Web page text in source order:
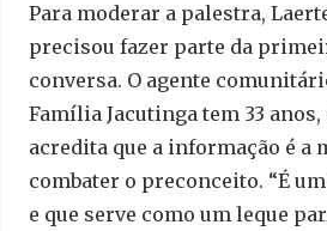
Para moderar a palestra,
precisou fazer parte da
conversa. O agente
Família Jacutinga tem 33
acredita que a informação é a
combater o preconceito. “É
e que serve como um leque